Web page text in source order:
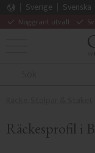
Noggrant utvalt
Sverige Svenska
MENY
Räckesprofil i